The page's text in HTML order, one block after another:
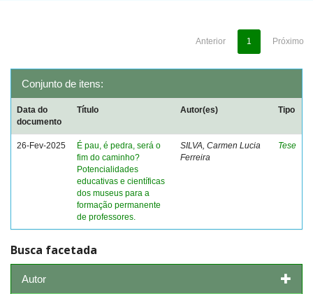
Anterior 1 Próximo
Conjunto de itens:
Data do
documento
Título Autor(es) Tipo
26-Fev-2025
É pau, é pedra, será o
fim do caminho?
Potencialidades
educativas e científicas
dos museus para a
formação permanente
de professores.
SILVA, Carmen Lucia
Ferreira
Tese
Busca facetada
Autor